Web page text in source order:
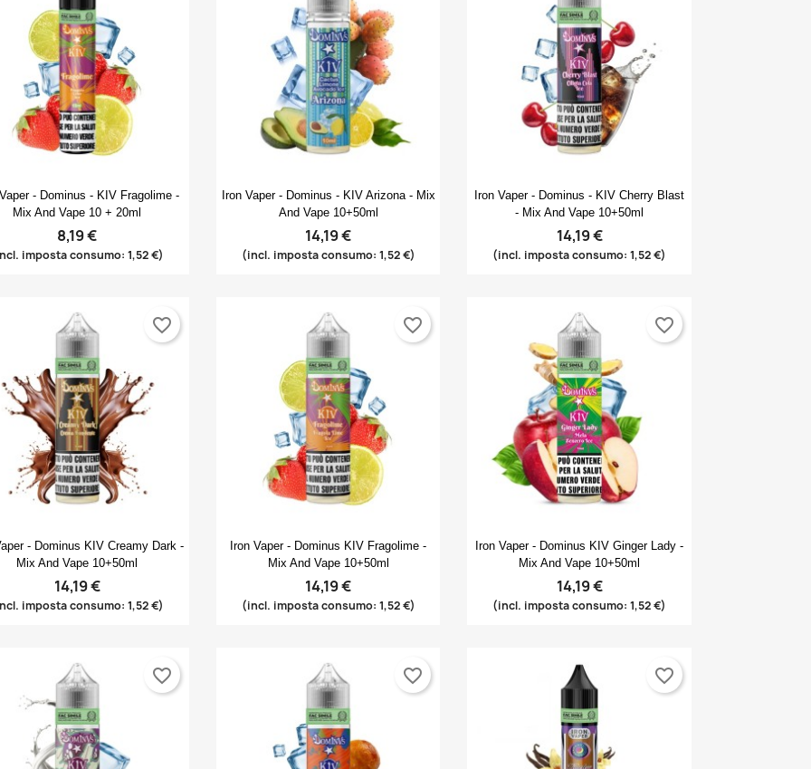
alla lista dei desideri
Create new list
lista dei desideri
Crea lista dei desideri
((cancelText)) ((modalDeleteText))
avere effettuato l'accesso per salvare dei prodotti nella tua lista
desideri.
Annulla Accedi
Anteprima
Vaper - Dominus - KIV Fragolime -
Mix And Vape 10 + 20ml
8,19 €
imposta consumo: 1,52 €)
Anteprima
Iron Vaper - Dominus - KIV Arizona - Mix
And Vape 10+50ml
14,19 €
(incl. imposta consumo: 1,52 €)
Anteprima
Iron Vaper - Dominus - KIV Cherry Blast
- Mix And Vape 10+50ml
14,19 €
(incl. imposta consumo: 1,52 €)
Anteprima
- Dominus KIV Creamy Dark -
Mix And Vape 10+50ml
14,19 €
imposta consumo: 1,52 €)
favorite_border
Anteprima
Iron Vaper - Dominus KIV Fragolime -
Mix And Vape 10+50ml
14,19 €
(incl. imposta consumo: 1,52 €)
favorite_border
Anteprima
Iron Vaper - Dominus KIV Ginger Lady -
Mix And Vape 10+50ml
14,19 €
(incl. imposta consumo: 1,52 €)
favorite_border
favorite_border favorite_border favorite_border